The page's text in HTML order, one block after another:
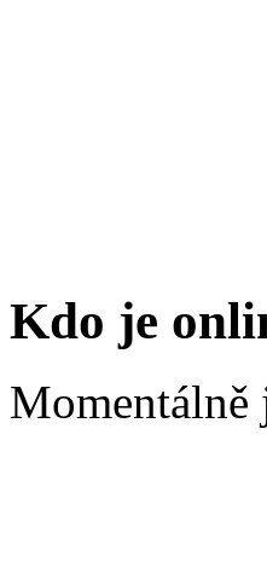
Kdo je
Momentálně